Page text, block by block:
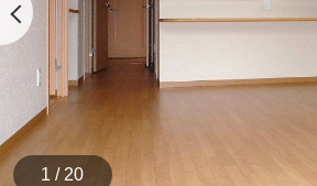
1 / 20